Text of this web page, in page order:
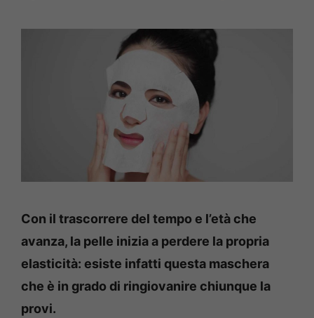
Con il trascorrere del tempo e l’età che
avanza, la pelle inizia a perdere la propria
elasticità: esiste infatti questa maschera
che è in grado di ringiovanire chiunque la
provi.